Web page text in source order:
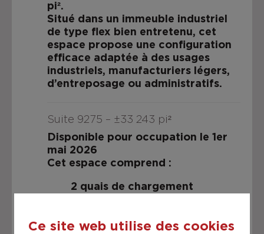
pi².
Situé dans un immeuble industriel
de type flex bien entretenu, cet
espace propose une configuration
efficace adaptée à des usages
industriels, manufacturiers légers,
d’entreposage ou administratifs.
Suite 9275 – ±33 243 pi²
Disponible pour occupation le 1er
mai 2026
Cet espace comprend :
2 quais de chargement
Bureaux aménagés sur 2
Ce site web utilise des cookies